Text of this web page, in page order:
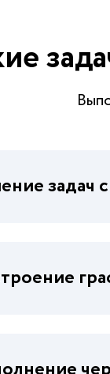
задач